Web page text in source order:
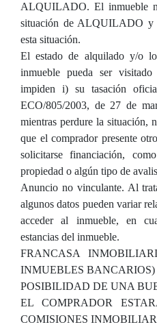
ALQUILADO. El inmueble
situación de ALQUILADO y
esta situación.
El estado de alquilado y/o
inmueble pueda ser
impiden i) su tasación
ECO/805/2003, de 27 de
mientras perdure la situación,
que el comprador presente
solicitarse financiación,
propiedad o algún tipo de
Anuncio no vinculante. Al
algunos datos pueden variar
acceder al inmueble, en
estancias del inmueble.
FRANCASA
INMUEBLES BANCARIOS)
POSIBILIDAD DE UNA
EL COMPRADOR
COMISIONES